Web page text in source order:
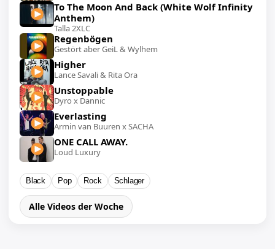
To The Moon And Back (White Wolf Infinity
Anthem)
Talla 2XLC
Regenbögen
Gestört aber GeiL & Wylhem
Higher
Lance Savali & Rita Ora
Unstoppable
Dyro x Dannic
Everlasting
Armin van Buuren x SACHA
ONE CALL AWAY.
Loud Luxury
Black Pop Rock Schlager
Alle Videos der Woche